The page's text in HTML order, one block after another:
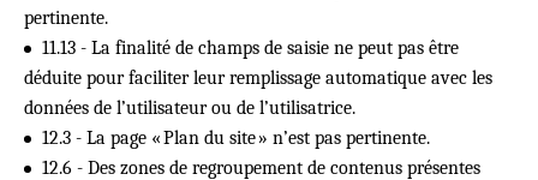
pertinente.
11.13 - La finalité de champs de saisie ne peut pas être
déduite pour faciliter leur remplissage automatique avec les
données de l’utilisateur ou de l’utilisatrice.
12.3 - La page « Plan du site » n’est pas pertinente.
12.6 - Des zones de regroupement de contenus présentes